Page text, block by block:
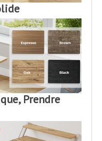
Prendre